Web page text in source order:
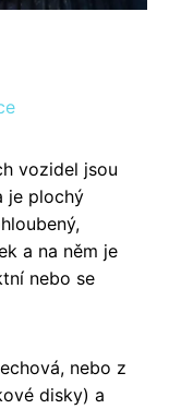
vozidel jsou
je plochý
a na něm je
nebo se
nebo z
disky) a